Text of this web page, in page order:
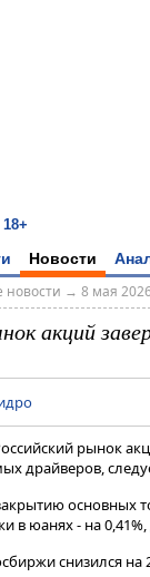
18+
Новости
→ 8 мая
акций
рынок
драйверов,
основных
в юанях - на 0,41%,
снизился на